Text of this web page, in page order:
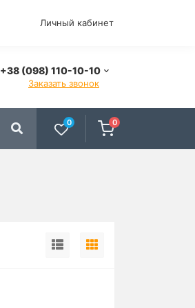
Личный кабинет
+38 (098) 110-10-10
Заказать звонок
0 0